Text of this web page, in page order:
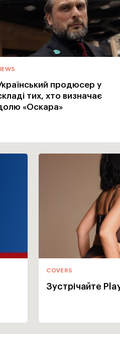
продюсер у
тих, хто визначає
«Оскара»
COVERS
Зустрічайте